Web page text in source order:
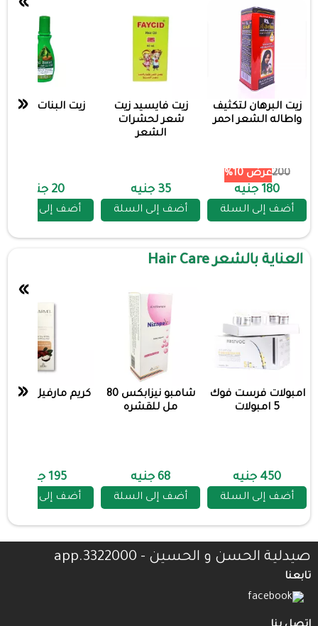
زيت البرهان لتكثيف
واطاله الشعر احمر
200عرض 10%
180 جنيه
أضف إلى السلة
زيت فايسيد زيت
شعر لحشرات
الشعر
35 جنيه
أضف إلى السلة
زيت البنات 50 مل
20 جنيه
أضف إلى السلة
»
«
العناية بالشعر Hair Care
امبولات فرست فوك
5 امبولات
450 جنيه
أضف إلى السلة
شامبو نيزابكس 80
مل للقشره
68 جنيه
أضف إلى السلة
كريم مارفيل 100 جم
195 جنيه
أضف إلى السلة
»
«
صيدلية الحسن و الحسين - 3322000.app
تابعنا